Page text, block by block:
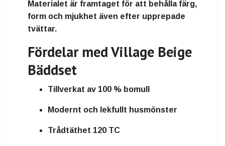
Materialet är framtaget för att behålla färg,
form och mjukhet även efter upprepade
tvättar.
Fördelar med Village Beige
Bäddset
Tillverkat av 100 % bomull
Modernt och lekfullt husmönster
Trådtäthet 120 TC